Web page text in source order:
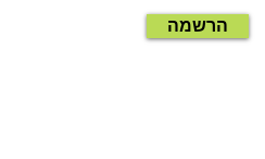
הרשמה